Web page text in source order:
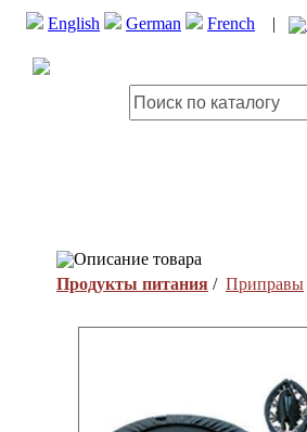
English German French |
Описание товара
Продукты питания / Приправы